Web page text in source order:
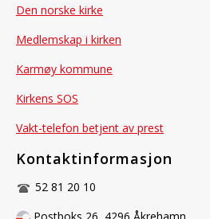
Den norske kirke
Medlemskap i kirken
Karmøy kommune
Kirkens SOS
Vakt-telefon betjent av prest
Kontaktinformasjon
52 81 20 10